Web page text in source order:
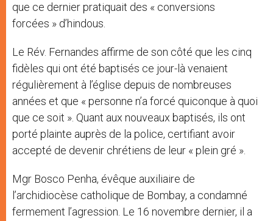
que ce dernier pratiquait des « conversions
forcées » d’hindous.
Le Rév. Fernandes affirme de son côté que les cinq
fidèles qui ont été baptisés ce jour-là venaient
régulièrement à l’église depuis de nombreuses
années et que « personne n’a forcé quiconque à quoi
que ce soit ». Quant aux nouveaux baptisés, ils ont
porté plainte auprès de la police, certifiant avoir
accepté de devenir chrétiens de leur « plein gré ».
Mgr Bosco Penha, évêque auxiliaire de
l’archidiocèse catholique de Bombay, a condamné
fermement l’agression. Le 16 novembre dernier, il a